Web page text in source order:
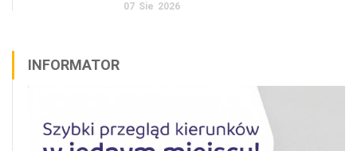
07 Sie 2026
INFORMATOR